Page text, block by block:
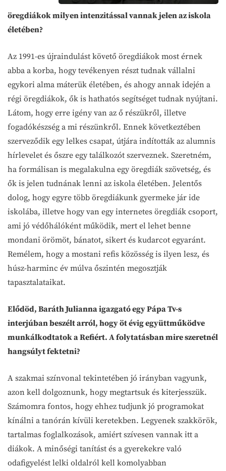
öregdiákok milyen intenzitással vannak jelen az iskola
életében?
Az 1991-es újraindulást követő öregdiákok most érnek
abba a korba, hogy tevékenyen részt tudnak vállalni
egykori alma máterük életében, és ahogy annak idején a
régi öregdiákok, ők is hathatós segítséget tudnak nyújtani.
Látom, hogy erre igény van az ő részükről, illetve
fogadókészség a mi részünkről. Ennek következtében
szerveződik egy lelkes csapat, útjára indították az alumnis
hírlevelet és őszre egy találkozót szerveznek. Szeretném,
ha formálisan is megalakulna egy öregdiák szövetség, és
ők is jelen tudnának lenni az iskola életében. Jelentős
dolog, hogy egyre több öregdiákunk gyermeke jár ide
iskolába, illetve hogy van egy internetes öregdiák csoport,
ami jó védőhálóként működik, mert el lehet benne
mondani örömöt, bánatot, sikert és kudarcot egyaránt.
Remélem, hogy a mostani refis közösség is ilyen lesz, és
húsz-harminc év múlva őszintén megosztják
tapasztalataikat.
Elődöd, Baráth Julianna igazgató egy Pápa Tv-s
interjúban beszélt arról, hogy öt évig együttműködve
munkálkodtatok a Refiért. A folytatásban mire szeretnél
hangsúlyt fektetni?
A szakmai színvonal tekintetében jó irányban vagyunk,
azon kell dolgoznunk, hogy megtartsuk és kiterjesszük.
Számomra fontos, hogy ehhez tudjunk jó programokat
kínálni a tanórán kívüli keretekben. Legyenek szakkörök,
tartalmas foglalkozások, amiért szívesen vannak itt a
diákok. A minőségi tanítást és a gyerekekre való
odafigyelést lelki oldalról kell komolyabban